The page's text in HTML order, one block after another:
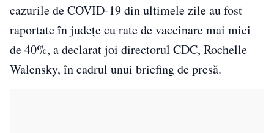
cazurile de COVID-19 din ultimele zile au fost
raportate în judeţe cu rate de vaccinare mai mici
de 40%, a declarat joi directorul CDC, Rochelle
Walensky, în cadrul unui briefing de presă.